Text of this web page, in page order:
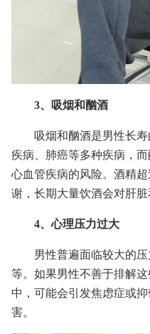
3、吸烟和酗酒
吸烟和酗酒是男性长
疾病、肺癌等多种疾病，
心血管疾病的风险。酒精
谢，长期大量饮酒会对肝脏
4、心理压力过大
男性普遍面临较大的
等。如果男性不善于排解
中，可能会引发焦虑症或
害。